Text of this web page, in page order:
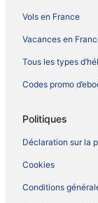
Vols en France
Vacances en
Tous les types
Codes promo
Politiques
Déclaration sur la
Cookies
Conditions